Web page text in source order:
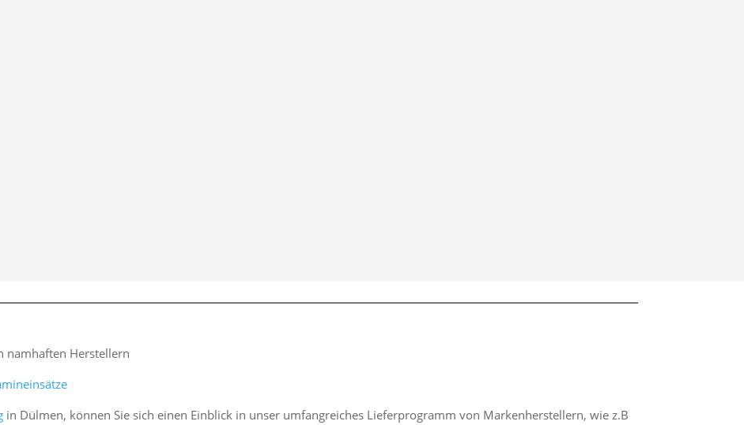
namhaften Herstellern
in Dülmen, können Sie sich einen Einblick in unser umfangreiches Lieferprogramm von Markenherstellern, wie z.B